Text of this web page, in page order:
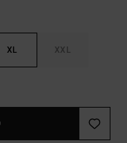
XL XXL